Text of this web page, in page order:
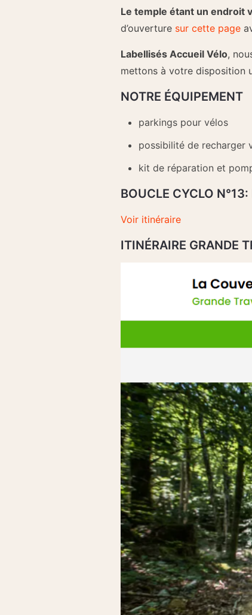
Le temple étant un endroit
d’ouverture sur cette page
Labellisés Accueil Vélo,
mettons à votre disposition
NOTRE ÉQUIPEMENT
parkings pour vélos
possibilité de recharger
kit de réparation et
BOUCLE CYCLO
Voir itinéraire
ITINÉRAIRE GRANDE